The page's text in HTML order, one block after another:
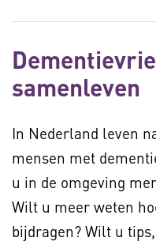
samenleven
In Nederland leven
mensen met
u in de omgeving
Wilt u meer weten
bijdragen? Wilt u